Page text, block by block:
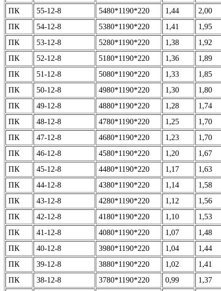
ПК
55-12-8 5480*1190*220 1,44
2,00
ПК
54-12-8 5380*1190*220 1,41
1,95
ПК
53-12-8 5280*1190*220 1,38
1,92
ПК
52-12-8 5180*1190*220 1,36
1,89
ПК
51-12-8 5080*1190*220 1,33
1,85
ПК
50-12-8 4980*1190*220 1,30
1,80
ПК
49-12-8 4880*1190*220 1,28
1,74
ПК
48-12-8 4780*1190*220 1,25
1,70
ПК
47-12-8 4680*1190*220 1,23
1,70
ПК
46-12-8 4580*1190*220 1,20
1,67
ПК
45-12-8 4480*1190*220 1,17
1,63
ПК
44-12-8 4380*1190*220 1,14
1,58
ПК
43-12-8 4280*1190*220 1,12
1,56
ПК
42-12-8 4180*1190*220 1,10
1,53
ПК
41-12-8 4080*1190*220 1,07
1,48
ПК
40-12-8 3980*1190*220 1,04
1,44
ПК
39-12-8 3880*1190*220 1,02
1,41
ПК
38-12-8 3780*1190*220 0,99 1,37